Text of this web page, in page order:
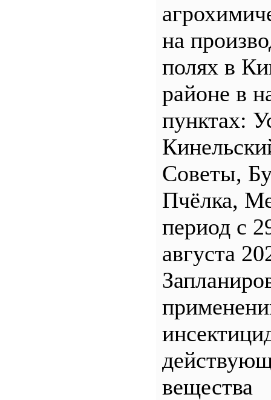
на
полях в
районе в
пунктах:
Советы,
Пчёлка,
период с
августа
вещества